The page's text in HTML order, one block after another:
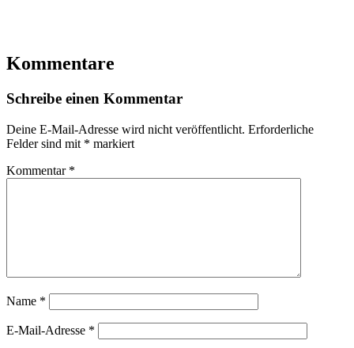
Kommentare
Schreibe einen Kommentar
Deine E-Mail-Adresse wird nicht veröffentlicht. Erforderliche
Felder sind mit * markiert
Kommentar *
Name *
E-Mail-Adresse *